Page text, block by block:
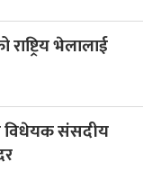
भेलालाई
विधेयक संसदीय